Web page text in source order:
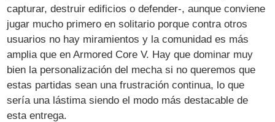
capturar, destruir edificios o defender-, aunque conviene
jugar mucho primero en solitario porque contra otros
usuarios no hay miramientos y la comunidad es más
amplia que en Armored Core V. Hay que dominar muy
bien la personalización del mecha si no queremos que
estas partidas sean una frustración continua, lo que
sería una lástima siendo el modo más destacable de
esta entrega.